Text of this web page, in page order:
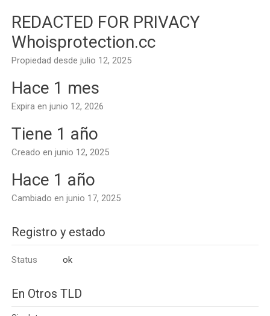
REDACTED FOR PRIVACY
Whoisprotection.cc
Propiedad desde julio 12, 2025
Hace 1 mes
Expira en junio 12, 2026
Tiene 1 año
Creado en junio 12, 2025
Hace 1 año
Cambiado en junio 17, 2025
Registro y estado
Status ok
En Otros TLD